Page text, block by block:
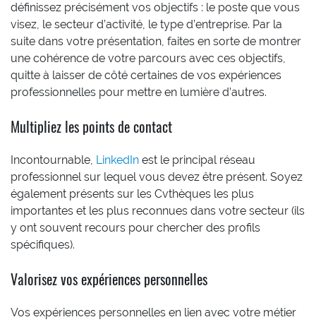
définissez précisément vos objectifs : le poste que vous
visez, le secteur d’activité, le type d’entreprise. Par la
suite dans votre présentation, faites en sorte de montrer
une cohérence de votre parcours avec ces objectifs,
quitte à laisser de côté certaines de vos expériences
professionnelles pour mettre en lumière d’autres.
Multipliez les points de contact
Incontournable, LinkedIn est le principal réseau
professionnel sur lequel vous devez être présent. Soyez
également présents sur les Cvthèques les plus
importantes et les plus reconnues dans votre secteur (ils
y ont souvent recours pour chercher des profils
spécifiques).
Valorisez vos expériences personnelles
Vos expériences personnelles en lien avec votre métier